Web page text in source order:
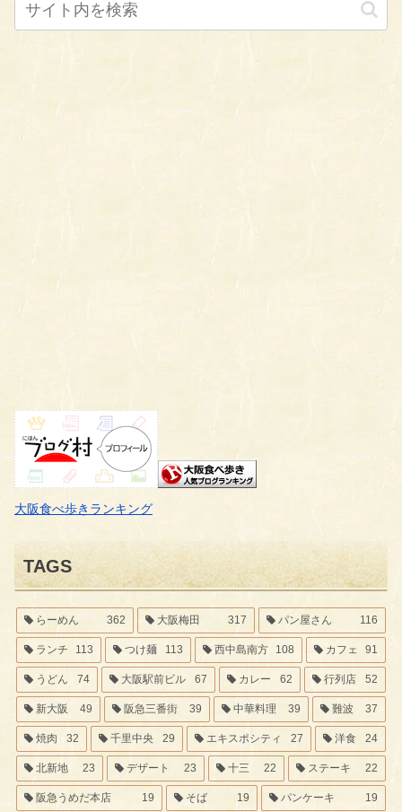
大阪食べ歩きランキング
TAGS
らーめん 362 大阪梅田 317 パン屋さん 116
ランチ 113 つけ麺 113 西中島南方 108 カフェ 91
うどん 74 大阪駅前ビル 67 カレー 62 行列店 52
新大阪 49 阪急三番街 39 中華料理 39 難波 37
焼肉 32 千里中央 29 エキスポシティ 27 洋食 24
北新地 23 デザート 23 十三 22 ステーキ 22
阪急うめだ本店 19 そば 19 パンケーキ 19